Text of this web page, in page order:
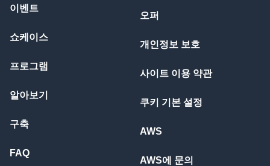
이벤트
쇼케이스
프로그램
알아보기
구축
FAQ
오퍼
개인정보 보호
사이트 이용 약관
쿠키 기본 설정
AWS
AWS에 문의